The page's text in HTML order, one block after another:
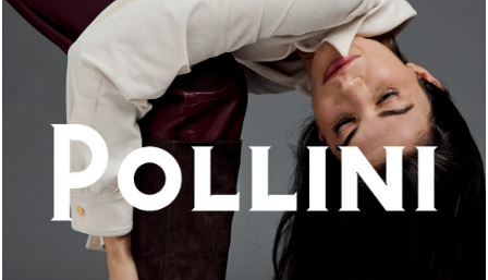
An ode to the house’s vibrant Italian roots, the new...